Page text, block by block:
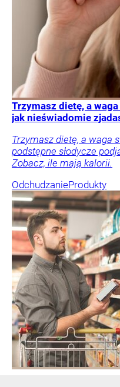
Trzymasz dietę, a
jak nieświadomie
Trzymasz dietę, a waga
podstępne słodycze
Zobacz, ile mają kalorii.
OdchudzanieProdukty